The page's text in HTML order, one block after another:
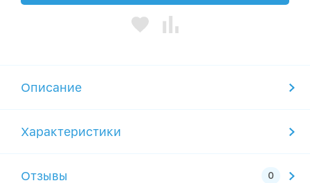
Описание
Характеристики
Отзывы